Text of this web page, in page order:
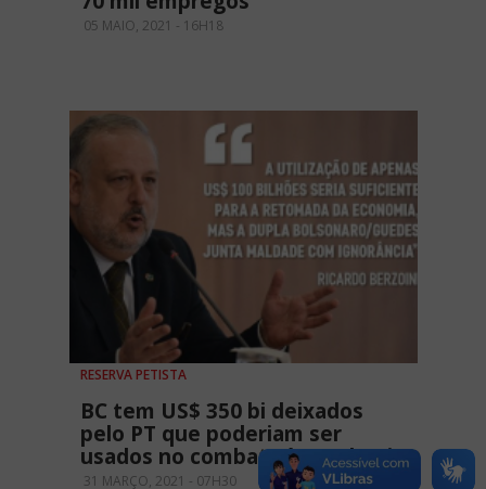
05 MAIO, 2021 - 16H18
RESERVA PETISTA
BC tem US$ 350 bi deixados
pelo PT que poderiam ser
usados no combate à pandemia
31 MARÇO, 2021 - 07H30